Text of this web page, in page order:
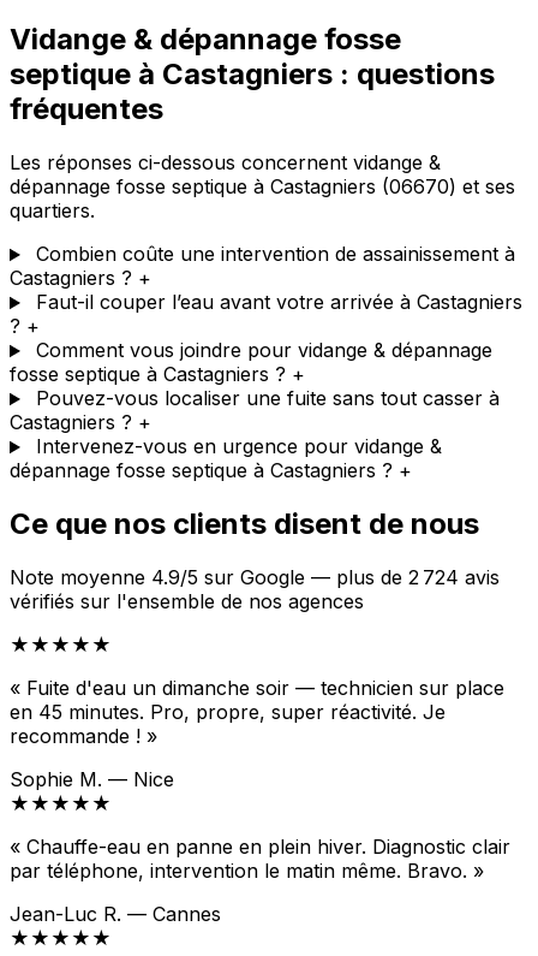
Vidange & dépannage fosse
septique à Castagniers : questions
fréquentes
Les réponses ci-dessous concernent vidange &
dépannage fosse septique à Castagniers (06670) et ses
quartiers.
Combien coûte une intervention de assainissement à
Castagniers ? +
Faut-il couper l’eau avant votre arrivée à Castagniers
? +
Comment vous joindre pour vidange & dépannage
fosse septique à Castagniers ? +
Pouvez-vous localiser une fuite sans tout casser à
Castagniers ? +
Intervenez-vous en urgence pour vidange &
dépannage fosse septique à Castagniers ? +
Ce que nos clients disent de nous
Note moyenne 4.9/5 sur Google — plus de 2 724 avis
vérifiés sur l'ensemble de nos agences
★★★★★
« Fuite d'eau un dimanche soir — technicien sur place
en 45 minutes. Pro, propre, super réactivité. Je
recommande ! »
Sophie M. — Nice
★★★★★
« Chauffe-eau en panne en plein hiver. Diagnostic clair
par téléphone, intervention le matin même. Bravo. »
Jean-Luc R. — Cannes
★★★★★